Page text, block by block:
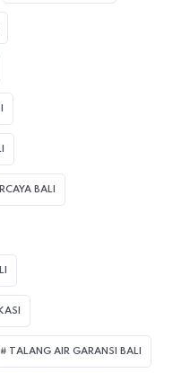
BALI
TALANG AIR GARANSI BALI